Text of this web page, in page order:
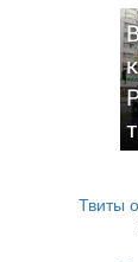
Твиты